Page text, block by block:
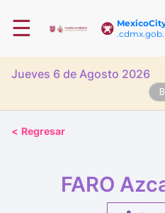
☰
Jueves 6 de Agosto 2026
< Regresar
FARO